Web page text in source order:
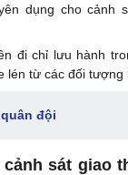
dụng cho cảnh
đi chỉ lưu hành
lén từ các đối tượng
đội
cảnh sát giao